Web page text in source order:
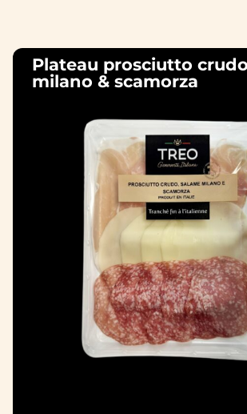
Plateau prosciutto
milano & scamorza